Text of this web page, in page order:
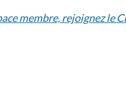
membre, rejoignez le